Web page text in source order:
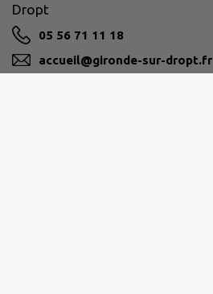
Dropt
05 56 71 11 18
accueil@gironde-sur-dropt.fr